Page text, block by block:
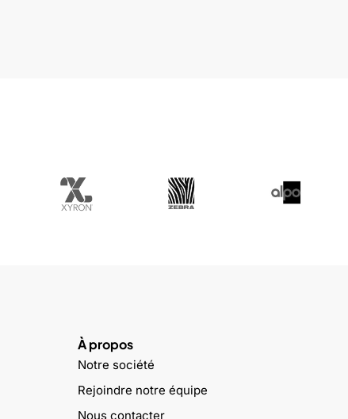
À propos
Notre société
Rejoindre notre équipe
Nous contacter